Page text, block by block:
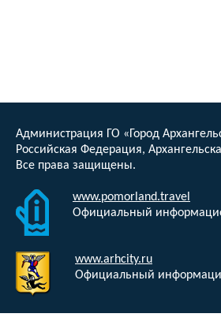
Администрация ГО «Город
Российская Федерация,
Все права защищены.
www.pomorland.travel
Официальный
www.arhcity.ru
Официальный